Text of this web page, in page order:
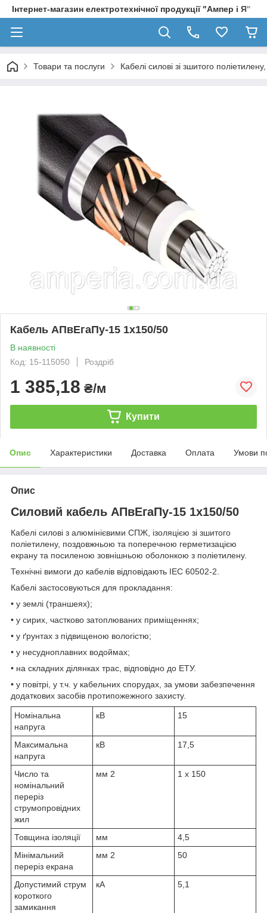
Інтернет-магазин електротехнічної продукції "Ампер і Я"
Товари та послуги Кабелі силові зі зшитого
Кабель АПвЕгаПу-15 1х150/50
В наявності
Код: 15-115050
Роздріб
1 385,18 ₴/м
Купити
Опис Характеристики Доставка Оплата Умови
Опис
Силовий кабель АПвЕгаПу-15 1х150/50
Кабелі силові з алюмінієвими СПЖ, ізоляцією зі зшитого
поліетилену, поздовжньою та поперечною герметизацією
екрану та посиленою зовнішньою оболонкою з поліетилену.
Технічні вимоги до кабелів відповідають IEC 60502-2.
Кабелі застосовуються для прокладання:
• у землі (траншеях);
• у сирих, частково затоплюваних приміщеннях;
• у ґрунтах з підвищеною вологістю;
• у несудноплавних водоймах;
• на складних ділянках трас, відповідно до ЕТУ.
• у повітрі, у т.ч. у кабельних спорудах, за умови забезпечення
додаткових засобів протипожежного захисту.
Номінальна
напруга
кВ 15
Максимальна
напруга
кВ 17,5
Число та
номінальний
переріз
струмопровідних
жил
мм 2 1 x 150
Товщина ізоляції мм
4,5
Мінімальний
переріз екрана
мм 2 50
Допустимий струм
короткого
замикання
кА 5,1